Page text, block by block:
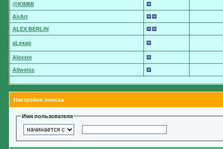
@KIMMI
AirArt
ALEX BERLIN
aLexao
Alexxre
Allweiss
Настройки поиска
Имя пользователя